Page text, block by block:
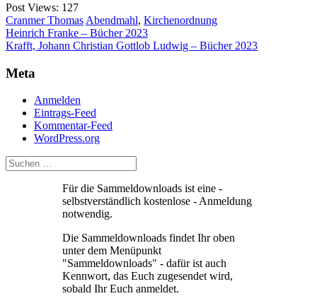
Post Views: 127
Cranmer Thomas Abendmahl, Kirchenordnung
Beitragsnavigation
Heinrich Franke – Bücher 2023
Krafft, Johann Christian Gottlob Ludwig – Bücher 2023
Meta
Anmelden
Eintrags-Feed
Kommentar-Feed
WordPress.org
Für die Sammeldownloads ist eine -
selbstverständlich kostenlose - Anmeldung
notwendig.
Die Sammeldownloads findet Ihr oben
unter dem Menüpunkt
"Sammeldownloads" - dafür ist auch
Kennwort, das Euch zugesendet wird,
sobald Ihr Euch anmeldet.